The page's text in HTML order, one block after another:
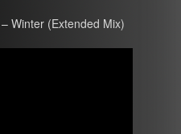
Winter (Extended Mix)